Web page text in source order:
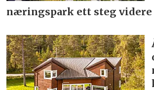
næringspark ett steg videre